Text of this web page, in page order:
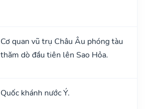
Cơ quan vũ trụ Châu Âu phóng tàu
thăm dò đầu tiên lên Sao Hỏa.
Quốc khánh nước Ý.